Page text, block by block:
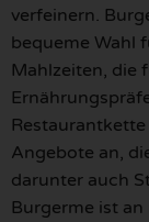
verfeinern.
bequeme Wahl
Mahlzeiten, die
Angebote an,
darunter auch
Burgerme ist